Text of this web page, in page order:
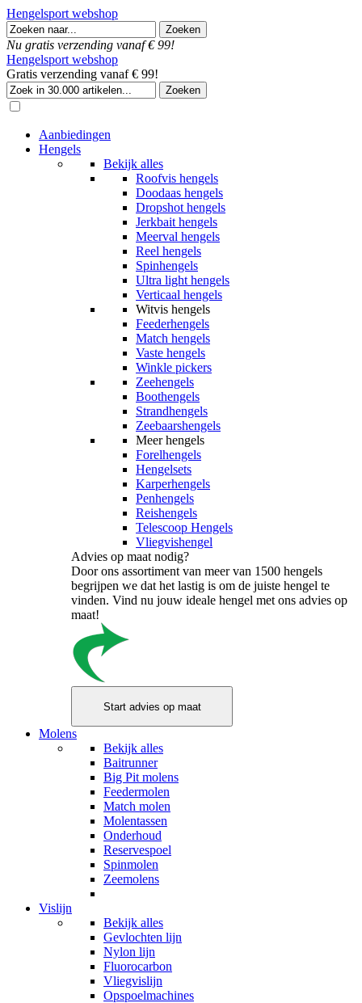
Hengelsport webshop
Nu gratis verzending vanaf € 99!
Hengelsport webshop
Gratis verzending vanaf € 99!
Aanbiedingen
Hengels
Bekijk alles
Roofvis hengels
Doodaas hengels
Dropshot hengels
Jerkbait hengels
Meerval hengels
Reel hengels
Spinhengels
Ultra light hengels
Verticaal hengels
Witvis hengels
Feederhengels
Match hengels
Vaste hengels
Winkle pickers
Zeehengels
Boothengels
Strandhengels
Zeebaarshengels
Meer hengels
Forelhengels
Hengelsets
Karperhengels
Penhengels
Reishengels
Telescoop Hengels
Vliegvishengel
Advies op maat nodig?
Door ons assortiment van meer van 1500 hengels
begrijpen we dat het lastig is om de juiste hengel te
vinden. Vind nu jouw ideale hengel met ons advies op
maat!
Molens
Bekijk alles
Baitrunner
Big Pit molens
Feedermolen
Match molen
Molentassen
Onderhoud
Reservespoel
Spinmolen
Zeemolens
Vislijn
Bekijk alles
Gevlochten lijn
Nylon lijn
Fluorocarbon
Vliegvislijn
Opspoelmachines